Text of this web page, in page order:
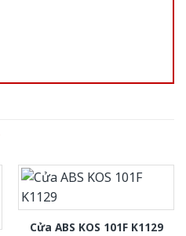
Cửa ABS KOS 101F K1129